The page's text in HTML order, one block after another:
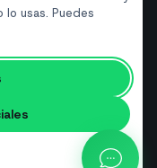
usas. Puedes